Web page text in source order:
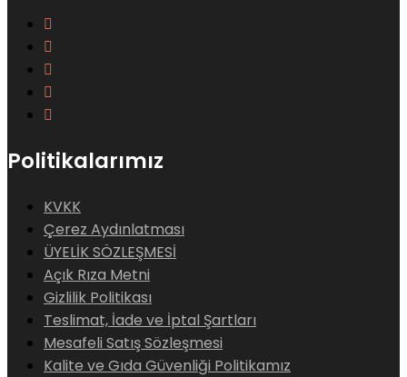
Politikalarımız
KVKK
Çerez Aydınlatması
ÜYELİK SÖZLEŞMESİ
Açık Rıza Metni
Gizlilik Politikası
Teslimat, İade ve İptal Şartları
Mesafeli Satış Sözleşmesi
Kalite ve Gıda Güvenliği Politikamız